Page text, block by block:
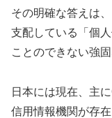
その明確な答えは
支配している「個
ことのできない強
日本には現在、主
信用情報機関が存